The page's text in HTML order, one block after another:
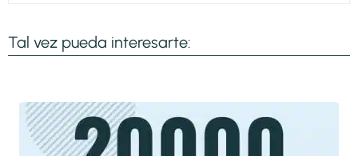
Tal vez pueda interesarte: